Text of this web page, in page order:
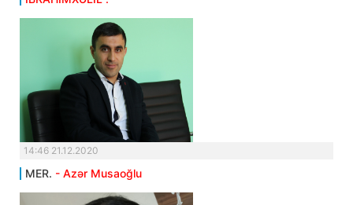
14:46 21.12.2020
MER. - Azər Musaoğlu